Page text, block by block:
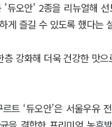
'듀오안' 2종을 리뉴얼해
게 즐길 수 있도록 했다는
강화해 더욱 건강한 맛
트 ‘듀오안’은 서울우유